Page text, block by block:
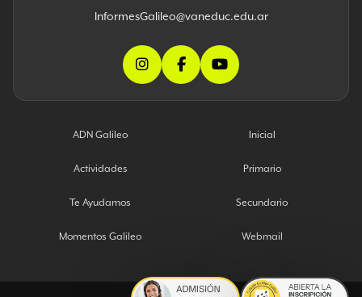
InformesGalileo@vaneduc.edu.ar
ADN Galileo Inicial
Actividades Primario
Te Ayudamos Secundario
Momentos Galileo Webmail